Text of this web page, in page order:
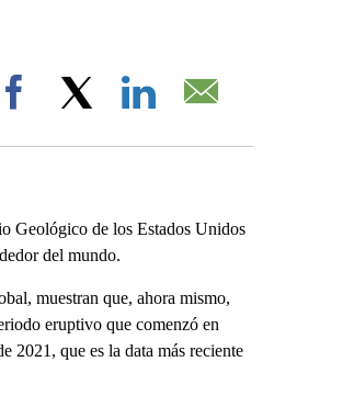
Facebook
Geológico de los Estados Unidos
del mundo.
muestran que, ahora mismo,
eruptivo que comenzó en
2021, que es la data más reciente